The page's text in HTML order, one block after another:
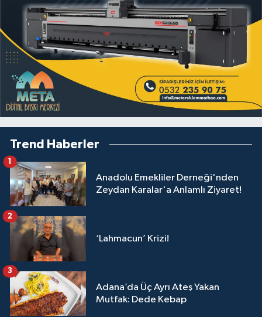
Trend Haberler
Anadolu Emekliler Derneği'nden
Zeydan Karalar'a Anlamlı Ziyaret!
1
‘Lahmacun’ Krizi!
2
Adana’da Üç Ayrı Ateş Yakan
Mutfak: Dede Kebap
3